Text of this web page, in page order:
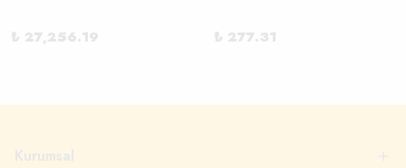
₺ 27,256.19 ₺ 277.31